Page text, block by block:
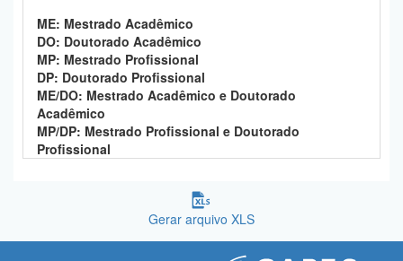
ME: Mestrado Acadêmico
DO: Doutorado Acadêmico
MP: Mestrado Profissional
DP: Doutorado Profissional
ME/DO: Mestrado Acadêmico e Doutorado
Acadêmico
MP/DP: Mestrado Profissional e Doutorado
Profissional
Gerar arquivo XLS